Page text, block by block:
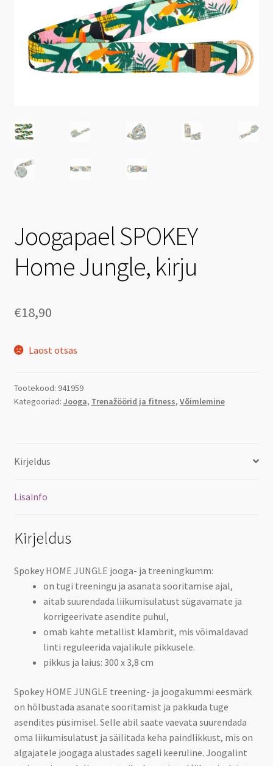
Joogapael SPOKEY
Home Jungle, kirju
€18,90
Laost otsas
Tootekood: 941959
Kategooriad: Jooga, Trenažöörid ja fitness, Võimlemine
Kirjeldus
Lisainfo
Kirjeldus
Spokey HOME JUNGLE jooga- ja treeningkumm:
on tugi treeningu ja asanata sooritamise ajal,
aitab suurendada liikumisulatust sügavamate ja
korrigeerivate asendite puhul,
omab kahte metallist klambrit, mis võimaldavad
linti reguleerida vajalikule pikkusele.
pikkus ja laius: 300 x 3,8 cm
Spokey HOME JUNGLE treening- ja joogakummi eesmärk
on hõlbustada asanate sooritamist ja pakkuda tuge
asendites püsimisel. Selle abil saate vaevata suurendada
oma liikumisulatust ja säilitada keha paindlikkust, mis on
algajatele joogaga alustades sageli keeruline. Joogalint